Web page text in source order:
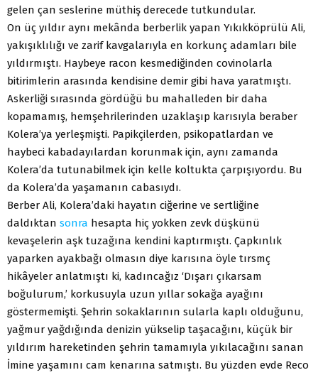
gelen çan seslerine müthiş derecede tutkundular.
On üç yıldır aynı mekânda berberlik yapan Yıkıkköprülü Ali,
yakışıklılığı ve zarif kavgalarıyla en korkunç adamları bile
yıldırmıştı. Haybeye racon kesmediğinden covinolarla
bitirimlerin arasında kendisine demir gibi hava yaratmıştı.
Askerliği sırasında gördüğü bu mahalleden bir daha
kopamamış, hemşehrilerinden uzaklaşıp karısıyla beraber
Kolera’ya yerleşmişti. Papikçilerden, psikopatlardan ve
haybeci kabadayılardan korunmak için, aynı zamanda
Kolera’da tutunabilmek için kelle koltukta çarpışıyordu. Bu
da Kolera’da yaşamanın cabasıydı.
Berber Ali, Kolera’daki hayatın ciğerine ve sertliğine
daldıktan sonra hesapta hiç yokken zevk düşkünü
kevaşelerin aşk tuzağına kendini kaptırmıştı. Çapkınlık
yaparken ayakbağı olmasın diye karısına öyle tırsmç
hikâyeler anlatmıştı ki, kadıncağız ‘Dışarı çıkarsam
boğulurum,’ korkusuyla uzun yıllar sokağa ayağını
göstermemişti. Şehrin sokaklarının sularla kaplı olduğunu,
yağmur yağdığında denizin yükselip taşacağını, küçük bir
yıldırım hareketinden şehrin tamamıyla yıkılacağını sanan
İmine yaşamını cam kenarına satmıştı. Bu yüzden evde Reco